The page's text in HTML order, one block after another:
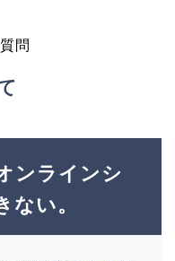
問
ンラインシ
ない。